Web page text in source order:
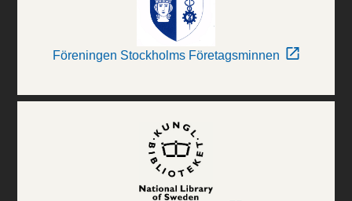
Föreningen Stockholms Företagsminnen